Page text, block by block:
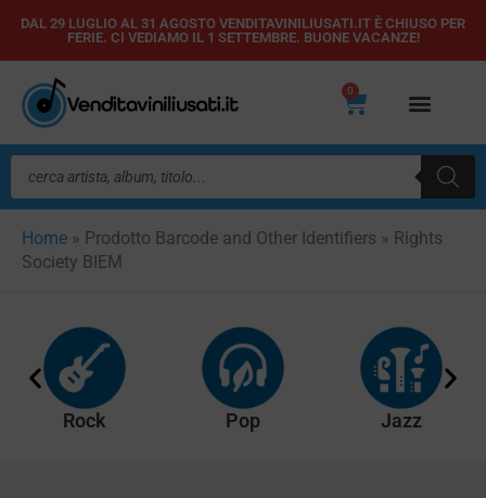
Vai
contenuto
DAL 29 LUGLIO AL 31 AGOSTO VENDITAVINILIUSATI.IT È CHIUSO PER
FERIE. CI VEDIAMO IL 1 SETTEMBRE. BUONE VACANZE!
0
Carrello
Ricerca
prodotti
Home » Prodotto Barcode and Other Identifiers » Rights
Society BIEM
Rock Pop Jazz